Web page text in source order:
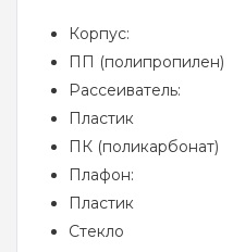
Корпус:
ПП (полипропилен)
Рассеиватель:
Пластик
ПК (поликарбонат)
Плафон:
Пластик
Стекло